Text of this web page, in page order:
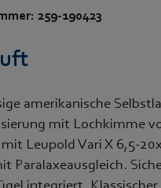
259-190423
amerikanische
mit Lochkimme
Leupold Vari X 6,5-
Paralaxeausgleich.